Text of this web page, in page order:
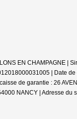
EN CHAMPAGNE |
| Date
de garantie : 26
NANCY | Adresse du